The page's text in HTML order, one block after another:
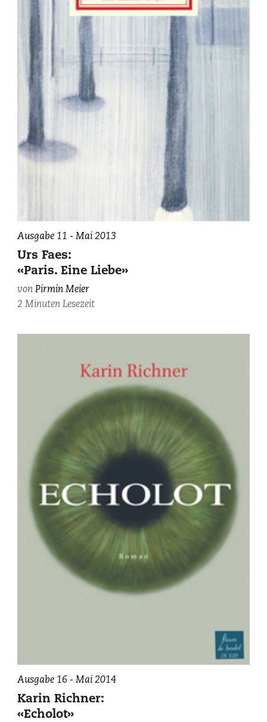
Ausgabe 11 - Mai 2013
Urs Faes:
«Paris. Eine Liebe»
vonPirmin Meier
2 Minuten Lesezeit
Ausgabe 16 - Mai 2014
Karin Richner:
«Echolot»